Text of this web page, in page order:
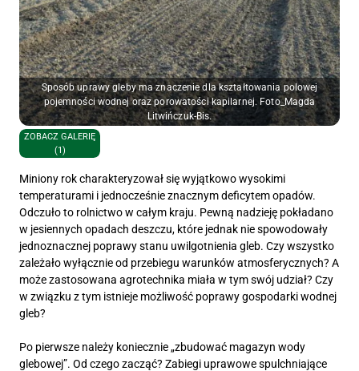
Sposób uprawy gleby ma znaczenie dla kształtowania polowej
pojemności wodnej oraz porowatości kapilarnej. Foto_Magda
Litwińczuk-Bis.
ZOBACZ GALERIĘ
(1)
Miniony rok charakteryzował się wyjątkowo wysokimi
temperaturami i jednocześnie znacznym deficytem opadów.
Odczuło to rolnictwo w całym kraju. Pewną nadzieję pokładano
w jesiennych opadach deszczu, które jednak nie spowodowały
jednoznacznej poprawy stanu uwilgotnienia gleb. Czy wszystko
zależało wyłącznie od przebiegu warunków atmosferycznych? A
może zastosowana agrotechnika miała w tym swój udział? Czy
w związku z tym istnieje możliwość poprawy gospodarki wodnej
gleb?
Po pierwsze należy koniecznie „zbudować magazyn wody
glebowej”. Od czego zacząć? Zabiegi uprawowe spulchniające